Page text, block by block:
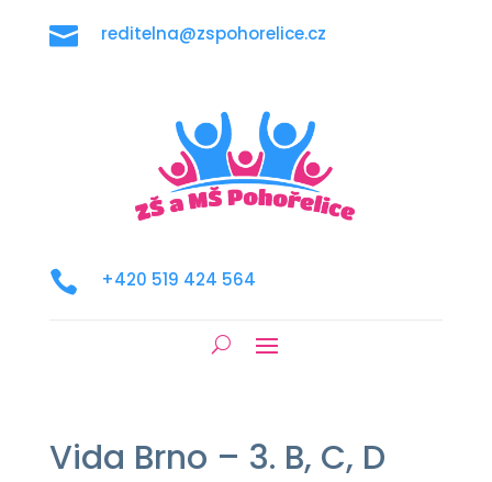
 reditelna@zspohorelice.cz
 +420 519 424 564
Vida Brno – 3. B, C, D